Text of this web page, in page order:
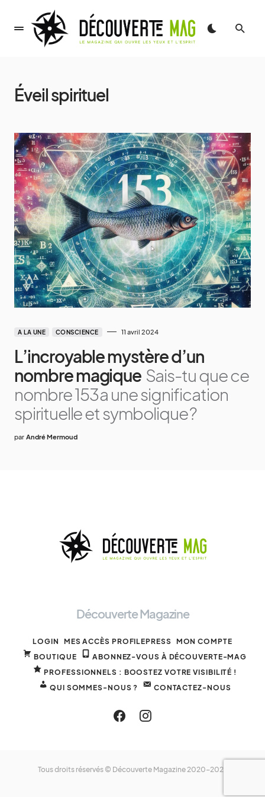
Éveil spirituel
A LA UNE CONSCIENCE 11 avril 2024
L’incroyable mystère d’un
nombre magique Sais-tu que ce
nombre 153 a une signification
spirituelle et symbolique ?
par André Mermoud
Découverte Magazine
LOGIN MES ACCÈS PROFILEPRESS MON COMPTE
BOUTIQUE
ABONNEZ-VOUS À DÉCOUVERTE-MAG
PROFESSIONNELS : BOOSTEZ VOTRE VISIBILITÉ !
QUI SOMMES-NOUS ?
CONTACTEZ-NOUS
Tous droits réservés © Découverte Magazine 2020-2025